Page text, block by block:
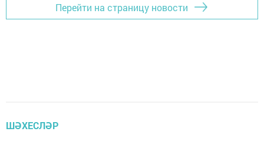
Перейти на страницу новости
ШӘХЕСЛӘР